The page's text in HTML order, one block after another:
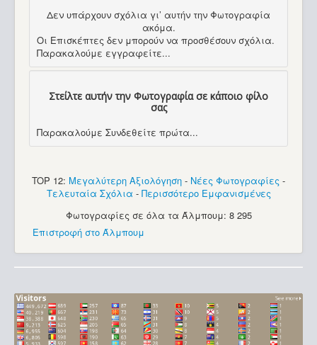
Δεν υπάρχουν σχόλια γι’ αυτήν την Φωτογραφία
ακόμα.
Οι Επισκέπτες δεν μπορούν να προσθέσουν σχόλια.
Παρακαλούμε εγγραφείτε...
Στείλτε αυτήν την Φωτογραφία σε κάποιο φίλο
σας
Παρακαλούμε Συνδεθείτε πρώτα...
TOP 12: Μεγαλύτερη Αξιολόγηση - Νέες Φωτογραφίες -
Τελευταία Σχόλια - Περισσότερο Εμφανισμένες
Φωτογραφίες σε όλα τα Άλμπουμ: 8 295
Επιστροφή στο Άλμπουμ